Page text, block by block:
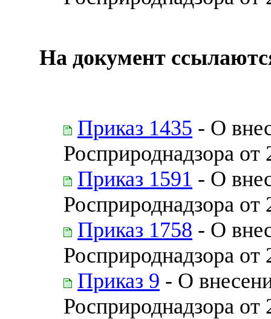
На документ
Приказ 1435 - О
Росприроднадзора
Приказ 1591 - О
Росприроднадзора
Приказ 1758 - О
Росприроднадзора
Приказ 9 - О
Росприроднадзора